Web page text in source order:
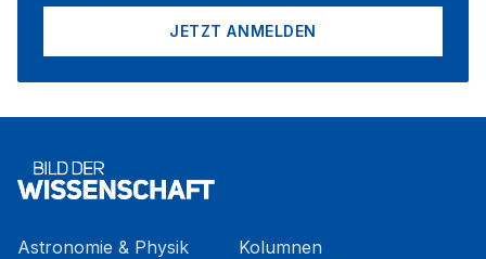
JETZT ANMELDEN
Astronomie & Physik
Kolumnen